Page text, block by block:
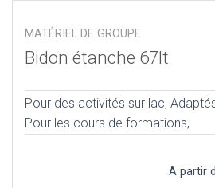
MATÉRIEL DE GROUPE
Bidon étanche 67lt
Pour des activités sur lac,
Pour les cours de formations,
A partir